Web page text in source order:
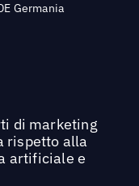
Germania
di marketing
rispetto alla
artificiale e